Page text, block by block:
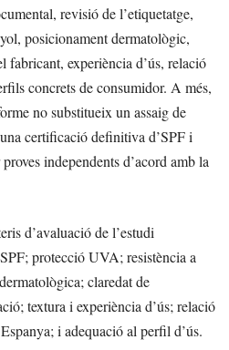
revisió de l’etiquetatge,
posicionament dermatològic,
fabricant, experiència d’ús, relació
concrets de consumidor. A més,
no substitueix un assaig de
certificació definitiva d’SPF i
independents d’acord amb la
d’avaluació de l’estudi
protecció UVA; resistència a
claredat de
textura i experiència d’ús; relació
i adequació al perfil d’ús.